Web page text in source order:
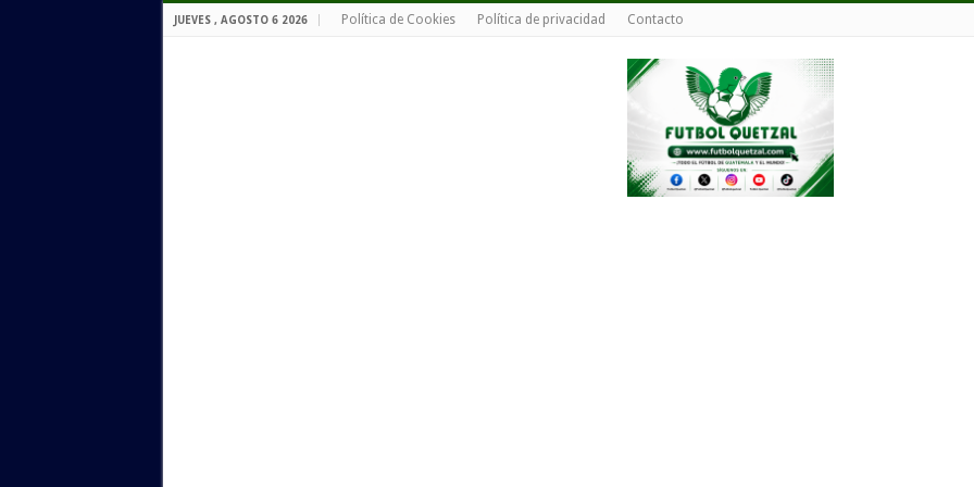
JUEVES , AGOSTO 6 2026 Política de Cookies Política de privacidad Contacto